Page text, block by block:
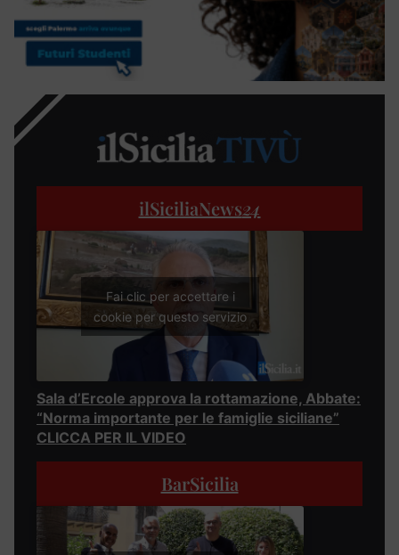
ilSiciliaNews24
Fai clic per accettare i
cookie per questo servizio
Sala d’Ercole approva la rottamazione, Abbate:
“Norma importante per le famiglie siciliane”
CLICCA PER IL VIDEO
BarSicilia